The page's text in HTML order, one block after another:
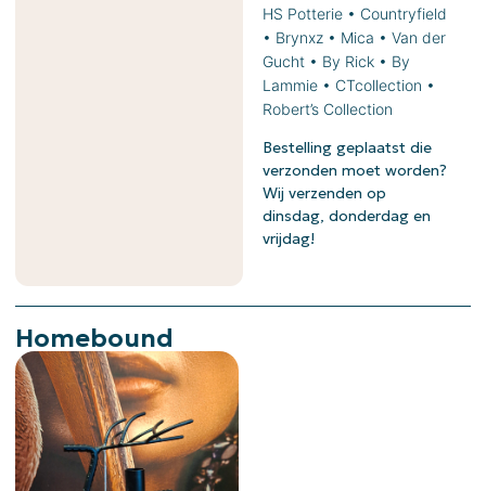
HS Potterie • Countryfield
• Brynxz • Mica • Van der
Gucht • By Rick • By
Lammie • CTcollection •
Robert’s Collection
Bestelling geplaatst die
verzonden moet worden?
Wij verzenden op
dinsdag, donderdag en
vrijdag!
Homebound